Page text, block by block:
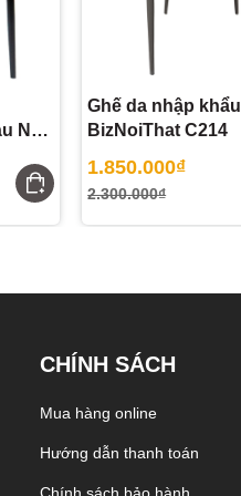
Nâu
Ghế da nhập khẩu
BizNoiThat C214
1.850.000₫
2.300.000₫
CHÍNH SÁCH
Mua hàng online
Hướng dẫn thanh toán